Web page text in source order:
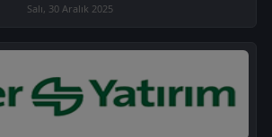
Salı, 30 Aralık 2025